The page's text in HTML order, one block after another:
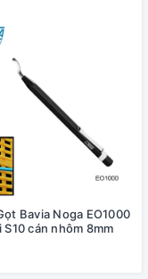
Bavia Noga EO1000
S10 cán nhôm 8mm